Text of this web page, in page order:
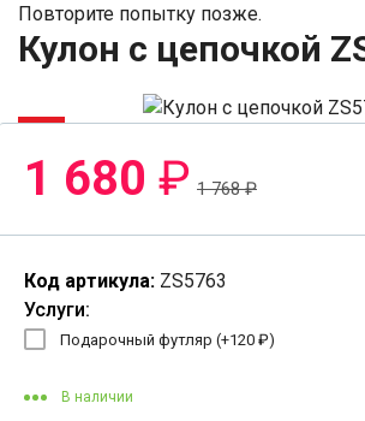
Повторите попытку позже.
Кулон с цепочкой
-5%
1 680 ₽ 1 768₽
Код артикула: ZS5763
Услуги:
Подарочный футляр (+120 ₽)
В наличии